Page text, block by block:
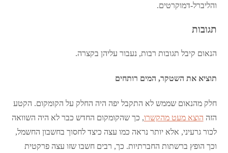
והליברל-דמוקרטים.
תגובות
הנאום קיבל תגובות רבות, נעבור עליהן בקצרה.
תוציא את השטקר, המים רותחים
חלק מהנאום שממש לא התקבל יפה היה החלק על הקומקום. הקטע
הזה הוצא מעט מהקשרו, כך שהקומקום החדש כבר לא היה השוואה
לכור גרעיני, אלא יותר נראה כמו עצה כיצד לחסוך בחשבון החשמל,
וכך הופץ ברשתות החברתיות. כך, רבים חשבו שזו עצה פרקטית